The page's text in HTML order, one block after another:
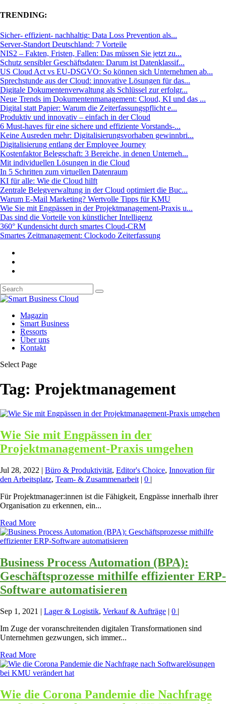
TRENDING:
Sicher- effizient- nachhaltig: Data Loss Prevention als...
Server-Standort Deutschland: 7 Vorteile
NIS2 – Fakten, Fristen, Fallen: Das müssen Sie jetzt zu...
Schutz sensibler Geschäftsdaten: Darum ist Datenklassif...
US Cloud Act vs EU-DSGVO: So können sich Unternehmen ab...
Sprechstunde aus der Cloud: innovative Lösungen für das...
Digitale Dokumentenverwaltung als Schlüssel zur erfolgr...
Neue Trends im Dokumentenmanagement: Cloud, KI und das ...
Digital statt Papier: Warum die Zeiterfassungspflicht e...
Produktiv und innovativ – einfach in der Cloud
6 Must-haves für eine sichere und effiziente Vorstands-...
Keine Ausreden mehr: Digitalisierungsvorhaben gewinnbri...
Digitalisierung entlang der Employee Journey
Kostenfaktor Belegschaft: 3 Bereiche, in denen Unterneh...
Mit individuellen Lösungen in die Cloud
In 5 Schritten zum virtuellen Datenraum
KI für alle: Wie die Cloud hilft
Zentrale Belegverwaltung in der Cloud optimiert die Buc...
Warum E-Mail Marketing? Wertvolle Tipps für KMU
Wie Sie mit Engpässen in der Projektmanagement-Praxis u...
Das sind die Vorteile von künstlicher Intelligenz
360° Kundensicht durch smartes Cloud-CRM
Smartes Zeitmanagement: Clockodo Zeiterfassung
Magazin
Smart Business
Ressorts
Über uns
Kontakt
Select Page
Tag: Projektmanagement
Wie Sie mit Engpässen in der
Projektmanagement-Praxis umgehen
Jul 28, 2022 | Büro & Produktivität, Editor's Choice, Innovation für
den Arbeitsplatz, Team- & Zusammenarbeit | 0 |
Für Projektmanager:innen ist die Fähigkeit, Engpässe innerhalb ihrer
Organisation zu erkennen, ein...
Read More
Business Process Automation (BPA):
Geschäftsprozesse mithilfe effizienter ERP-
Software automatisieren
Sep 1, 2021 | Lager & Logistik, Verkauf & Aufträge | 0 |
Im Zuge der voranschreitenden digitalen Transformationen sind
Unternehmen gezwungen, sich immer...
Read More
Wie die Corona Pandemie die Nachfrage